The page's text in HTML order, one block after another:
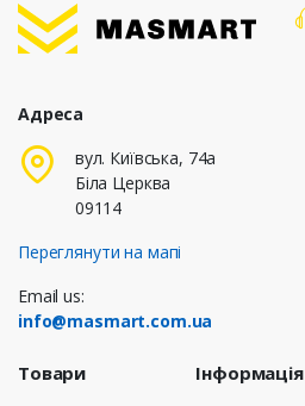
Адреса
вул. Київська, 74а
Біла Церква
09114
Переглянути на мапі
Email us:
info@masmart.com.ua
Товари Інформація